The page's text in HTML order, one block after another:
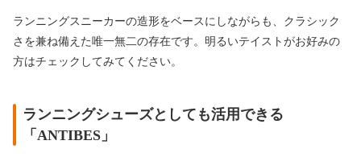
ランニングスニーカーの造形をベースにしながらも、クラシック
さを兼ね備えた唯一無二の存在です。明るいテイストがお好みの
方はチェックしてみてください。
ランニングシューズとしても活用できる
「ANTIBES」